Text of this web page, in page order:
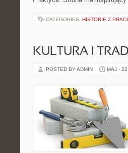
CATEGORIES: HISTORIE Z
KULTURA I
POSTED BY ADMIN MAJ -